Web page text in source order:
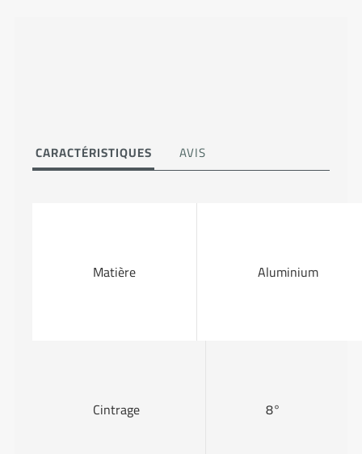
CARACTÉRISTIQUES AVIS
Matière Aluminium
Cintrage 8°